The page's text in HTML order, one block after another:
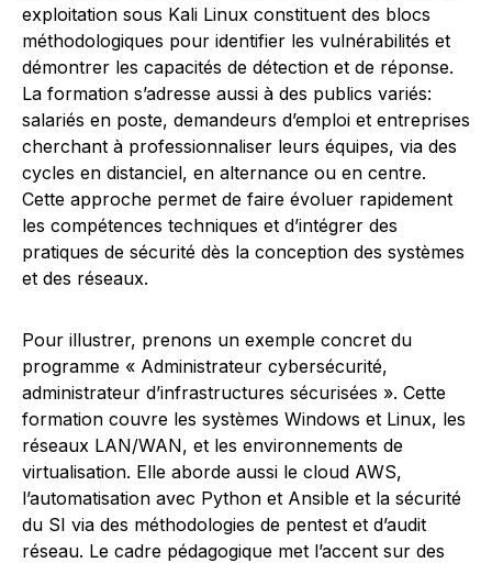
exploitation sous Kali Linux constituent des blocs
méthodologiques pour identifier les vulnérabilités et
démontrer les capacités de détection et de réponse.
La formation s’adresse aussi à des publics variés:
salariés en poste, demandeurs d’emploi et entreprises
cherchant à professionnaliser leurs équipes, via des
cycles en distanciel, en alternance ou en centre.
Cette approche permet de faire évoluer rapidement
les compétences techniques et d’intégrer des
pratiques de sécurité dès la conception des systèmes
et des réseaux.
Pour illustrer, prenons un exemple concret du
programme « Administrateur cybersécurité,
administrateur d’infrastructures sécurisées ». Cette
formation couvre les systèmes Windows et Linux, les
réseaux LAN/WAN, et les environnements de
virtualisation. Elle aborde aussi le cloud AWS,
l’automatisation avec Python et Ansible et la sécurité
du SI via des méthodologies de pentest et d’audit
réseau. Le cadre pédagogique met l’accent sur des